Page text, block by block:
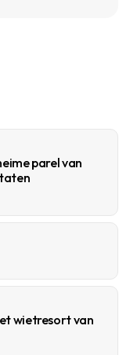
parel van
wietresort van